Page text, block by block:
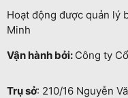
Hoạt động được quản lý
Minh
Vận hành bởi: Công ty
Trụ sở: 210/16 Nguyễn